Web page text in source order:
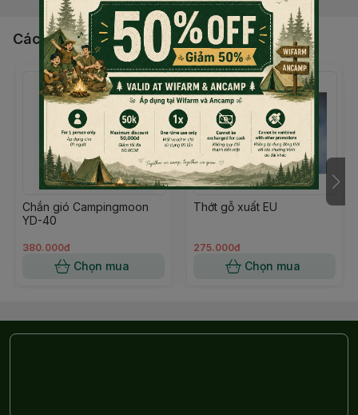
- Dung tích: 310ml
- Trọng lượng: 92g
Chén ăn dã ngoại Campingmoon được làm bằng Thép
không rỉ 304 an toàn cho sức khoẻ, thiết kế có quai
treo có thể treo móc lên ba lô, túi xách, tiện dùng đi
cắm trại dã ngoại. Trọng lượng nhẹ và có thể xếp
Các sản phẩm, dịch vụ khác
Chắn gió Campingmoon
YD-40
380.000đ
Chọn mua
Thớt gỗ xuất EU
275.000đ
Chọn mua